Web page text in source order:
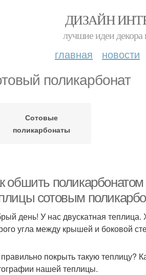
ДИЗАЙН
лучшие идеи декора
главная новости
поликарбонат
Сотовые
поликарбонаты
обшить
сотовым
день! У нас двускатная
угла между крышей и боковой
покрыть такую теплицу?
нашей теплицы.